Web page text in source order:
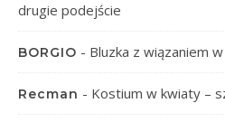
drugie podejście
BORGIO - Bluzka z wiązaniem
Recman - Kostium w kwiaty –